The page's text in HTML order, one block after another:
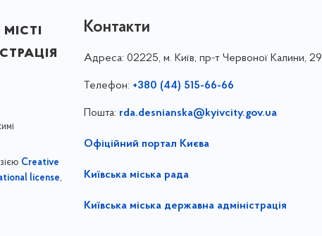
Creative
license,
Контакти
Адреса: 02225, м. Київ, пр-т Червоної Калини, 29
Телефон: +380 (44) 515-66-66
Пошта: rda.desnianska@kyivcity.gov.ua
Офіційний портал Києва
Київська міська рада
Київська міська державна адміністрація